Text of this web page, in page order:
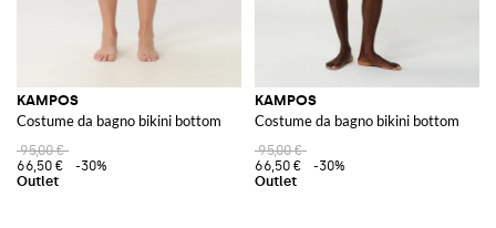
KAMPOS
Costume da bagno bikini bottom
95,00 €
66,50 €
-30%
KAMPOS
Costume da bagno bikini bottom
95,00 €
66,50 €
-30%